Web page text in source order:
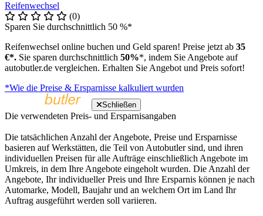
Reifenwechsel
(0)
Sparen Sie durchschnittlich 50 %*
Reifenwechsel online buchen und Geld sparen! Preise jetzt ab 35
€*. Sie sparen durchschnittlich 50%*, indem Sie Angebote auf
autobutler.de vergleichen. Erhalten Sie Angebot und Preis sofort!
*Wie die Preise & Ersparnisse kalkuliert wurden
Schließen
Die verwendeten Preis- und Ersparnisangaben
Die tatsächlichen Anzahl der Angebote, Preise und Ersparnisse
basieren auf Werkstätten, die Teil von Autobutler sind, und ihren
individuellen Preisen für alle Aufträge einschließlich Angebote im
Umkreis, in dem Ihre Angebote eingeholt wurden. Die Anzahl der
Angebote, Ihr individueller Preis und Ihre Ersparnis können je nach
Automarke, Modell, Baujahr und an welchem Ort im Land Ihr
Auftrag ausgeführt werden soll variieren.